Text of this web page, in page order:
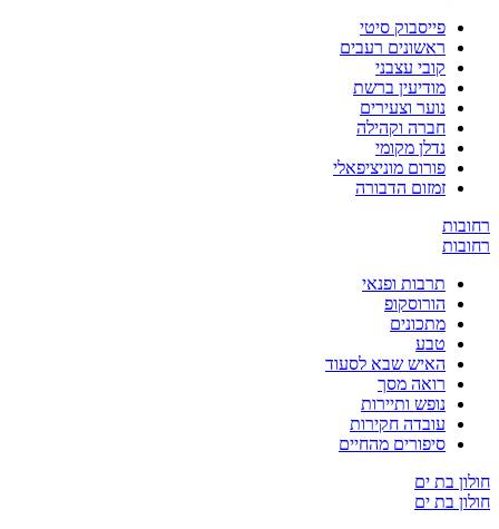
פייסבוק סיטי
ראשונים רעבים
קובי עצבני
מודיעין ברשת
נוער וצעירים
חברה וקהילה
נדלן מקומי
פורום מוניציפאלי
זמזום הדבורה
תרבות ופנאי
הורוסקופ
מתכונים
טבע
האיש שבא לסעוד
רואה מסך
נופש ותיירות
עובדה חקירות
סיפורים מהחיים
בת ים
בת ים